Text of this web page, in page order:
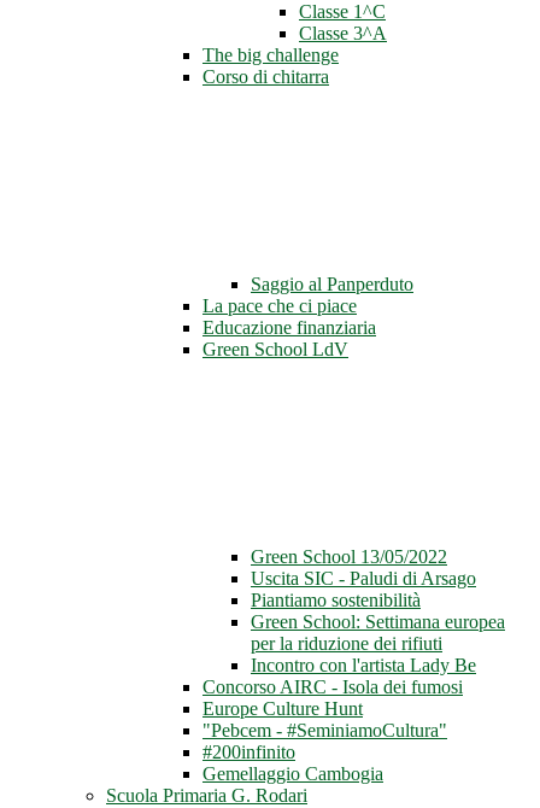
Classe 1^C
Classe 3^A
The big challenge
Corso di chitarra
Saggio al Panperduto
La pace che ci piace
Educazione finanziaria
Green School LdV
Green School 13/05/2022
Uscita SIC - Paludi di Arsago
Piantiamo sostenibilità
Green School: Settimana europea
per la riduzione dei rifiuti
Incontro con l'artista Lady Be
Concorso AIRC - Isola dei fumosi
Europe Culture Hunt
"Pebcem - #SeminiamoCultura"
#200infinito
Gemellaggio Cambogia
Scuola Primaria G. Rodari